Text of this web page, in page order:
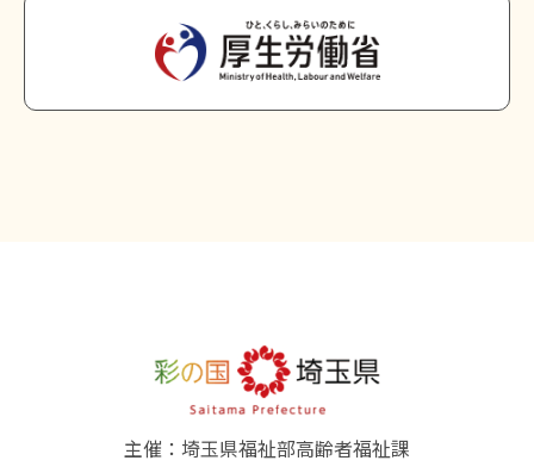
主催：埼玉県福祉部高齢者福祉課